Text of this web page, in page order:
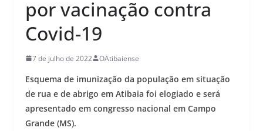
por vacinação contra
Covid-19
7 de julho de 2022 OAtibaiense
Esquema de imunização da população em situação
de rua e de abrigo em Atibaia foi elogiado e será
apresentado em congresso nacional em Campo
Grande (MS).